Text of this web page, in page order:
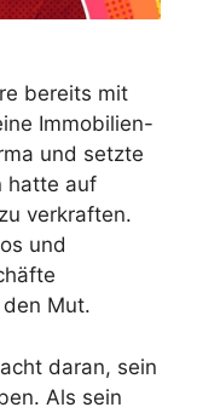
bereits mit
Immobilien-
und setzte
hatte auf
verkraften.
und
Mut.
daran, sein
Als sein